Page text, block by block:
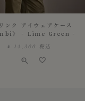
ンク アイウェアケース
》 - Lime Green -
¥ 14,300 税込